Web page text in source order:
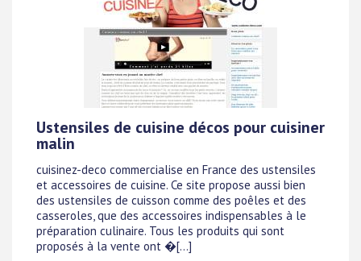
Ustensiles de cuisine décos pour cuisiner
malin
cuisinez-deco commercialise en France des ustensiles
et accessoires de cuisine. Ce site propose aussi bien
des ustensiles de cuisson comme des poêles et des
casseroles, que des accessoires indispensables à le
préparation culinaire. Tous les produits qui sont
proposés à la vente ont �[...]